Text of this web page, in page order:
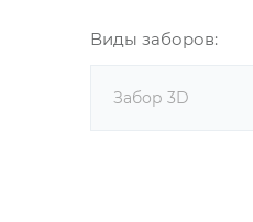
Виды заборов:
Забор 3D